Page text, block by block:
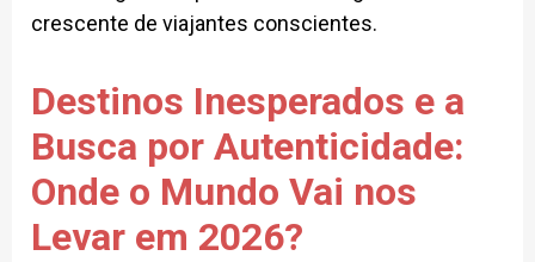
crescente de viajantes conscientes.
Destinos Inesperados e a
Busca por Autenticidade:
Onde o Mundo Vai nos
Levar em 2026?